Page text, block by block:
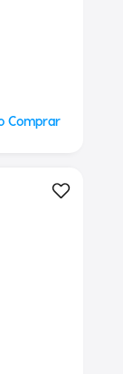
Comprar